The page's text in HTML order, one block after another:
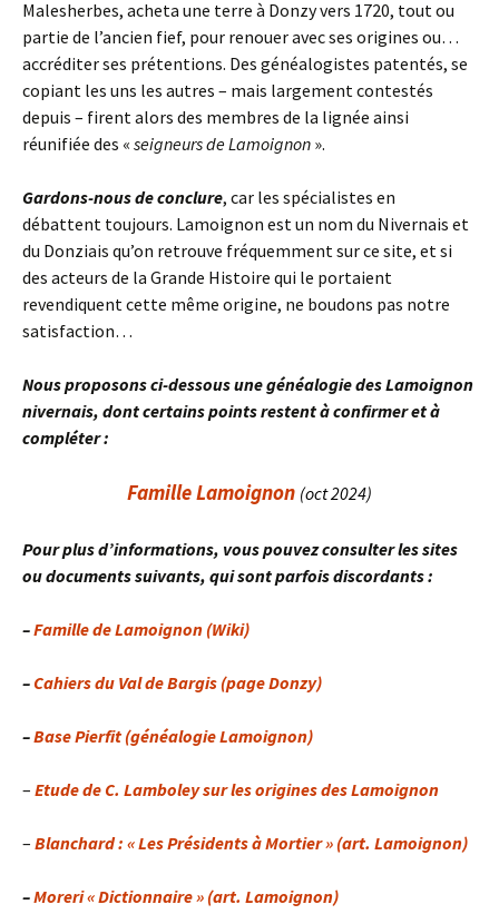
Malesherbes, acheta une terre à Donzy vers 1720, tout ou
partie de l’ancien fief, pour renouer avec ses origines ou…
accréditer ses prétentions. Des généalogistes patentés, se
copiant les uns les autres – mais largement contestés
depuis – firent alors des membres de la lignée ainsi
réunifiée des « seigneurs de Lamoignon ».
Gardons-nous de conclure, car les spécialistes en
débattent toujours. Lamoignon est un nom du Nivernais et
du Donziais qu’on retrouve fréquemment sur ce site, et si
des acteurs de la Grande Histoire qui le portaient
revendiquent cette même origine, ne boudons pas notre
satisfaction…
Nous proposons ci-dessous une généalogie des Lamoignon
nivernais, dont certains points restent à confirmer et à
compléter :
Famille Lamoignon (oct 2024)
Pour plus d’informations, vous pouvez consulter les sites
ou documents suivants, qui sont parfois discordants :
–Famille de Lamoignon (Wiki)
– Cahiers du Val de Bargis (page Donzy)
–Base Pierfit (généalogie Lamoignon)
– Etude de C. Lamboley sur les origines des Lamoignon
– Blanchard : « Les Présidents à Mortier » (art. Lamoignon)
–Moreri « Dictionnaire » (art. Lamoignon)